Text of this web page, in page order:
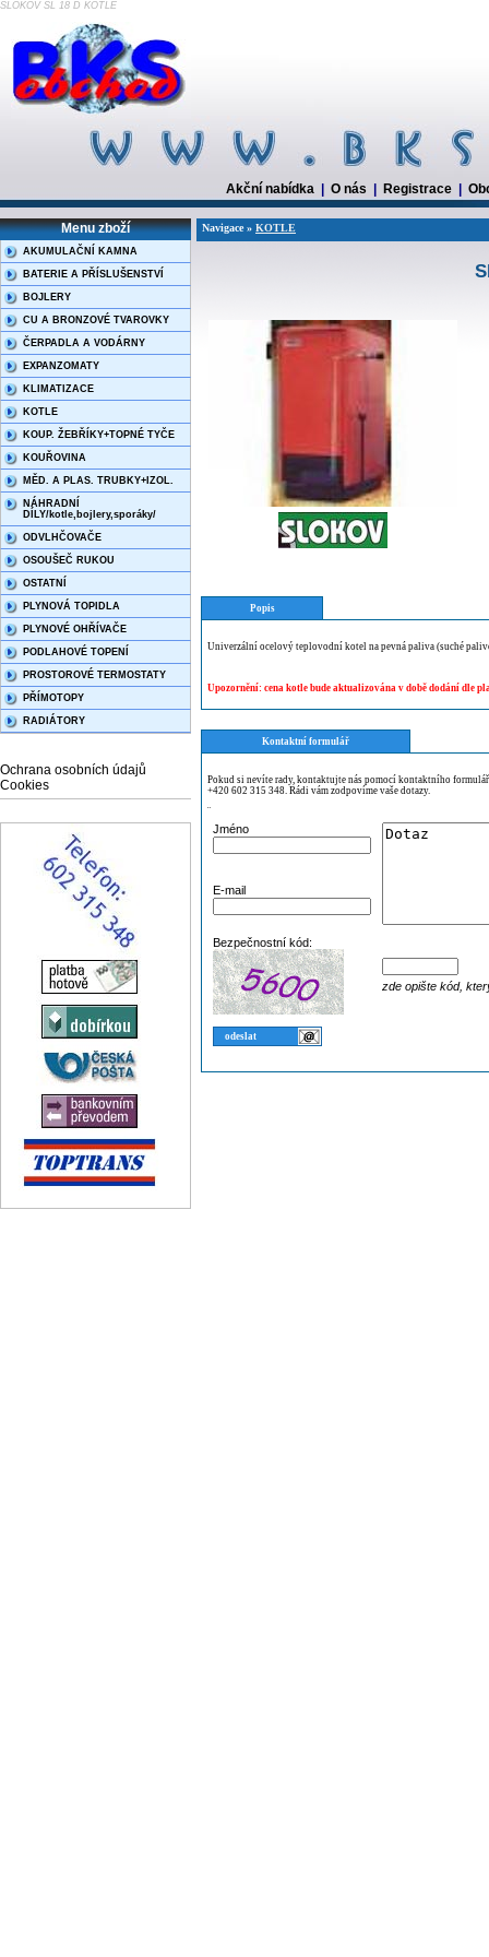
SLOKOV SL 18 D KOTLE
Akční nabídka O nás Registrace
Menu zboží
AKUMULAČNÍ KAMNA
BATERIE A PŘÍSLUŠENSTVÍ
BOJLERY
CU A BRONZOVÉ TVAROVKY
ČERPADLA A VODÁRNY
EXPANZOMATY
KLIMATIZACE
KOTLE
KOUP. ŽEBŘÍKY+TOPNÉ TYČE
KOUŘOVINA
MĚD. A PLAS. TRUBKY+IZOL.
NÁHRADNÍ
DÍLY/kotle,bojlery,sporáky/
ODVLHČOVAČE
OSOUŠEČ RUKOU
OSTATNÍ
PLYNOVÁ TOPIDLA
PLYNOVÉ OHŘÍVAČE
PODLAHOVÉ TOPENÍ
PROSTOROVÉ TERMOSTATY
PŘÍMOTOPY
RADIÁTORY
Ochrana osobních údajů
Cookies
Navigace » KOTLE
Popis
Univerzální ocelový teplovodní kotel na pevná paliva (suché
Upozornění: cena kotle bude aktualizována v době dodání dle
Kontaktní formulář
Pokud si nevíte rady, kontaktujte nás pomocí kontaktního
+420 602 315 348. Rádi vám zodpovíme vaše dotazy.
¨
Jméno
E-mail
Bezpečnostní kód:
zde opište kód,